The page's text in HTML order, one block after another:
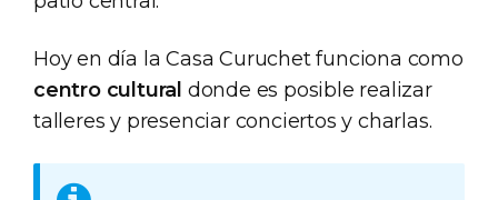
Hoy en día la Casa Curuchet funciona como
centro cultural donde es posible realizar
talleres y presenciar conciertos y charlas.